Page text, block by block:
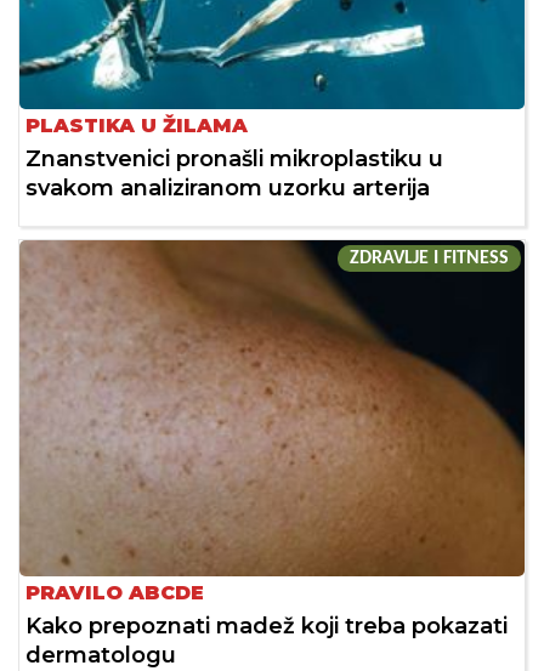
PLASTIKA U ŽILAMA
Znanstvenici pronašli mikroplastiku u
svakom analiziranom uzorku arterija
ZDRAVLJE I FITNESS
PRAVILO ABCDE
Kako prepoznati madež koji treba pokazati
dermatologu